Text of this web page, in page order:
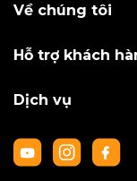
Về chúng tôi
Hỗ trợ khách
Dịch vụ